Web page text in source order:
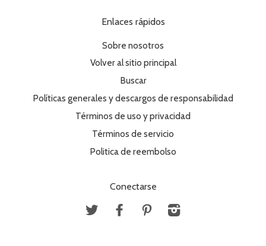
Enlaces rápidos
Sobre nosotros
Volver al sitio principal
Buscar
Políticas generales y descargos de responsabilidad
Términos de uso y privacidad
Términos de servicio
Politica de reembolso
Conectarse
Twitter FacebookPinterest